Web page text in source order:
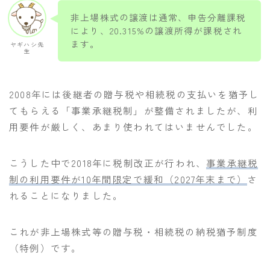
ヤギハシ先
生
非上場株式の譲渡は通常、申告分離課税
により、20.315%の譲渡所得が課税され
ます。
2008年には後継者の贈与税や相続税の支払いを猶予し
てもらえる「事業承継税制」が整備されましたが、利
用要件が厳しく、あまり使われてはいませんでした。
こうした中で2018年に税制改正が行われ、 事業承継税
制の利用要件が10年間限定で緩和（2027年末まで） さ
れることになりました。
これが非上場株式等の贈与税・相続税の納税猶予制度
（特例）です。